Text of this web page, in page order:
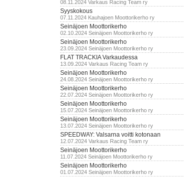
08.11.2024 Varkaus Racing Team ry
Syyskokous
07.11.2024 Kauhajoen Moottorikerho ry
Seinäjoen Moottorikerho
02.10.2024 Seinäjoen Moottorikerho ry
Seinäjoen Moottorikerho
23.09.2024 Seinäjoen Moottorikerho ry
FLAT TRACKIA Varkaudessa
13.09.2024 Varkaus Racing Team ry
Seinäjoen Moottorikerho
24.08.2024 Seinäjoen Moottorikerho ry
Seinäjoen Moottorikerho
22.07.2024 Seinäjoen Moottorikerho ry
Seinäjoen Moottorikerho
15.07.2024 Seinäjoen Moottorikerho ry
Seinäjoen Moottorikerho
13.07.2024 Seinäjoen Moottorikerho ry
SPEEDWAY: Valsarna voitti kotonaan
12.07.2024 Varkaus Racing Team ry
Seinäjoen Moottorikerho
11.07.2024 Seinäjoen Moottorikerho ry
Seinäjoen Moottorikerho
01.07.2024 Seinäjoen Moottorikerho ry